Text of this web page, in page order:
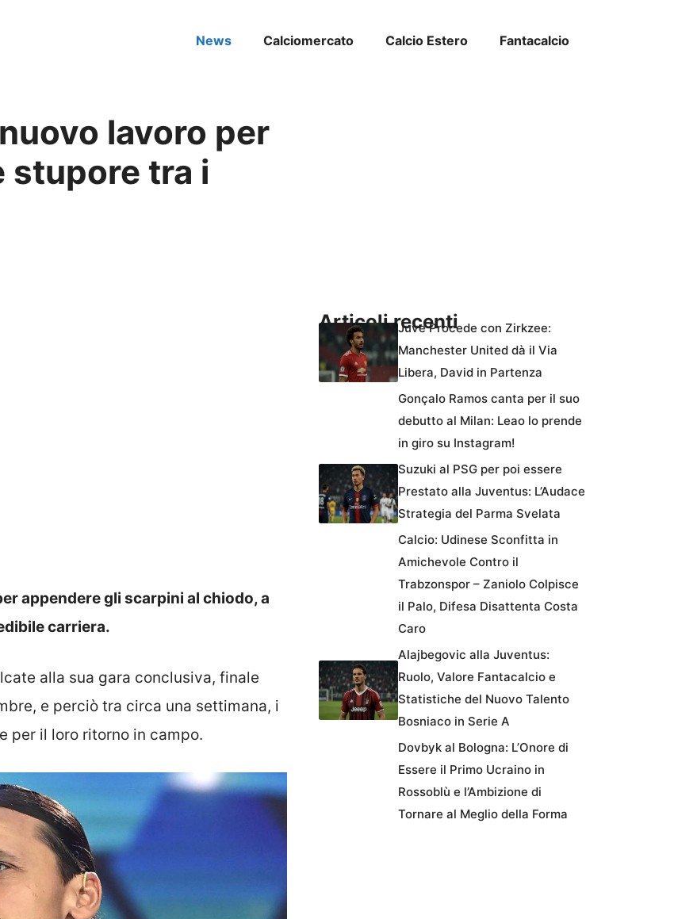
News Calciomercato Calcio Estero Fantacalcio
lavoro per
stupore tra i
appendere gli scarpini al chiodo, a
carriera.
alla sua gara conclusiva, finale
e perciò tra circa una settimana, i
per il loro ritorno in campo.
Articoli recentiJuve Procede con Zirkzee:
Manchester United dà il Via
Libera, David in Partenza
Gonçalo Ramos canta per il suo
debutto al Milan: Leao lo prende
in giro su Instagram!
Suzuki al PSG per poi essere
Prestato alla Juventus: L’Audace
Strategia del Parma Svelata
Calcio: Udinese Sconfitta in
Amichevole Contro il
Trabzonspor – Zaniolo Colpisce
il Palo, Difesa Disattenta Costa
Caro
Alajbegovic alla Juventus:
Ruolo, Valore Fantacalcio e
Statistiche del Nuovo Talento
Bosniaco in Serie A
Dovbyk al Bologna: L’Onore di
Essere il Primo Ucraino in
Rossoblù e l’Ambizione di
Tornare al Meglio della Forma